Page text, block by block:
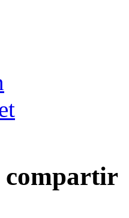
compartir